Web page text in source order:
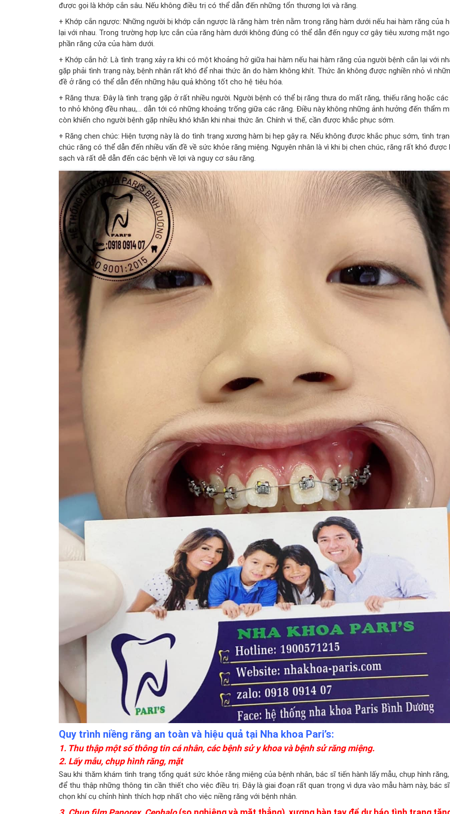
được gọi là khớp cắn sâu. Nếu không điều trị có thể dẫn đến những tổn thương lợi và răng.
+ Khớp cắn ngược: Những người bị khớp cắn ngược là răng hàm trên nằm trong răng hàm dưới nếu hai hàm răng của
lại với nhau. Trong trường hợp lực cắn của răng hàm dưới không đúng có thể dẫn đến nguy cơ gây tiêu xương mặt
phần răng cửa của hàm dưới.
+ Khớp cắn hở: Là tình trạng xảy ra khi có một khoảng hở giữa hai hàm nếu hai hàm răng của người bệnh cắn lại với
gặp phải tình trạng này, bệnh nhân rất khó để nhai thức ăn do hàm không khít. Thức ăn không được nghiền nhỏ vì
đề ở răng có thể dẫn đến những hậu quả không tốt cho hệ tiêu hóa.
+ Răng thưa: Đây là tình trạng gặp ở rất nhiều người. Người bệnh có thể bị răng thưa do mất răng, thiếu răng hoặc các
to nhỏ không đều nhau,… dẫn tới có những khoảng trống giữa các răng. Điều này không những ảnh hưởng đến thẩm
còn khiến cho người bệnh gặp nhiều khó khăn khi nhai thức ăn. Chính vì thế, cần được khắc phục sớm.
+ Răng chen chúc: Hiện tượng này là do tình trạng xương hàm bị hẹp gây ra. Nếu không được khắc phục sớm, tình
chúc răng có thể dẫn đến nhiều vấn đề về sức khỏe răng miệng. Nguyên nhân là vì khi bị chen chúc, răng rất khó được
sạch và rất dễ dẫn đến các bệnh về lợi và nguy cơ sâu răng.
Quy trình niềng răng an toàn và hiệu quả tại Nha khoa Pari’s:
1. Thu thập một số thông tin cá nhân, các bệnh sử y khoa và bệnh sử răng miệng.
2. Lấy mẫu, chụp hình răng, mặt
Sau khi thăm khám tình trạng tổng quát sức khỏe răng miệng của bệnh nhân, bác sĩ tiến hành lấy mẫu, chụp hình
để thu thập những thông tin cần thiết cho việc điều trị. Đây là giai đoạn rất quan trọng vì dựa vào mẫu hàm này, bác
chọn khí cụ chỉnh hình thích hợp nhất cho việc niềng răng với bệnh nhân.